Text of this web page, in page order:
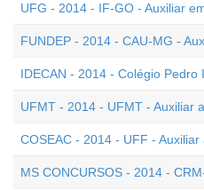
UFG - 2014 - IF-GO - Auxiliar
FUNDEP - 2014 - CAU-MG -
IDECAN - 2014 - Colégio Pedro
UFMT - 2014 - UFMT - Auxiliar
COSEAC - 2014 - UFF -
MS CONCURSOS - 2014 -